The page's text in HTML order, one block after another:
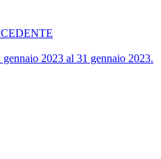
2023 al 31 gennaio 2023.